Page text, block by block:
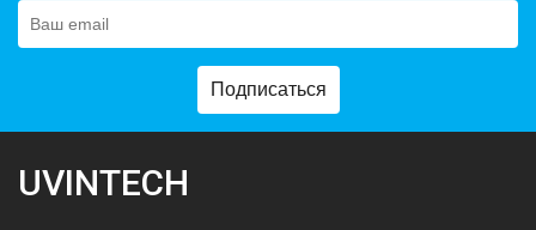
Подписаться
UVINTECH